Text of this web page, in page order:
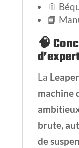
📎
📘
🧠
La
machine
brute,
de